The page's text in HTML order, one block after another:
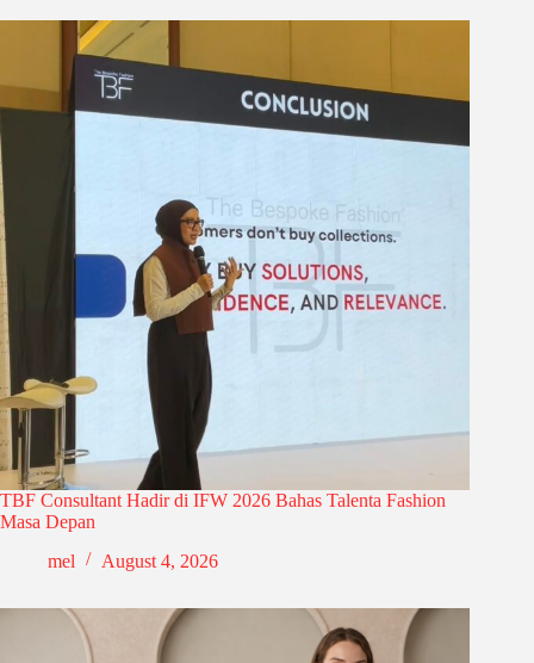
TBF Consultant Hadir di IFW 2026 Bahas Talenta Fashion
Masa Depan
mel
August 4, 2026